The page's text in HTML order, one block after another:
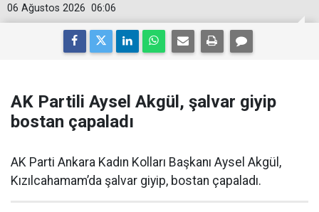
06:06
06 Ağustos 2026
AK Partili Aysel Akgül, şalvar giyip
bostan çapaladı
AK Parti Ankara Kadın Kolları Başkanı Aysel Akgül,
Kızılcahamam’da şalvar giyip, bostan çapaladı.